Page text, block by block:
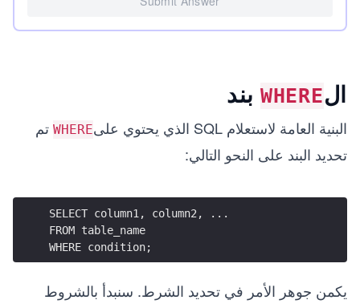
الWHEREبند
البنية العامة لاستعلام SQL الذي يحتوي على WHERE تم
تحديد البند على النحو التالي:
SELECT column1, column2, ...
FROM table_name
WHERE condition;
يكمن جوهر الأمر في تحديد الشرط. سنبدأ بالشروط